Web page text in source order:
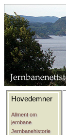
Hovedemner
Allment om
jernbane
Jernbanehistorie